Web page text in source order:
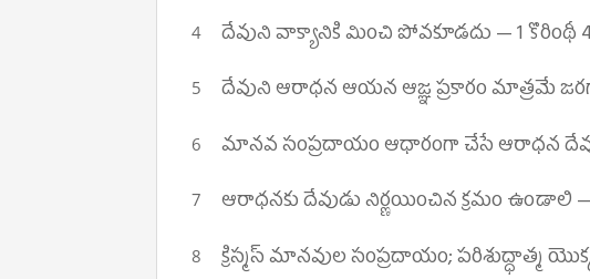
దేవుని వాక్యానికి మించి పోవకూడదు —1 కొరింథీ
దేవుని ఆరాధన ఆయన ఆజ్ఞ ప్రకారం మాత్రమే
మానవ సంప్రదాయం ఆధారంగా చేసే ఆరాధన
ఆరాధనకు దేవుడు నిర్ణయించిన క్రమం ఉండాలి
క్రిస్మస్ మానవుల సంప్రదాయం; పరిశుద్ధాత్మ